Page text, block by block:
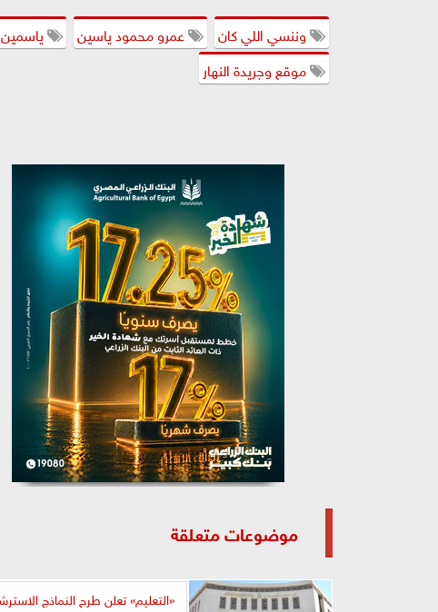
وننسي اللي كان
عمرو محمود ياسين ياسمين
موقع وجريدة النهار
موضوعات متعلقة
«التعليم» تعلن طرح النماذج